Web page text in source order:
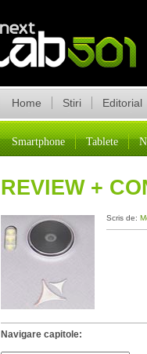
Home Stiri Editorial
Smartphone Tablete
REVIEW +
Scris de:
Navigare capitole: